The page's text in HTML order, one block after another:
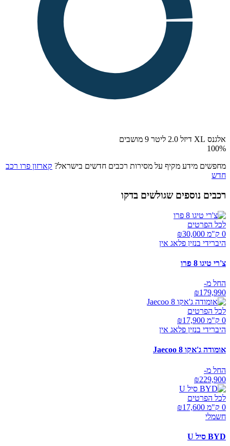
אלגנס XL דיזל 2.0 ליטר 9 מושבים
100%
מחפשים מידע מקיף על מסירות רכבים חדשים בישראל? קארזון פרו רכב
חדש
רכבים נוספים שגולשים בדקו
לכל הפרטים
0 ק"מ ₪
30,000
היברידי בנזין פלאג אין
צ'רי טיגו 8 פרו
החל מ-
₪179,990
לכל הפרטים
0 ק"מ ₪
17,900
היברידי בנזין פלאג אין
אומודה ג'אקו Jaecoo 8
החל מ-
₪229,900
לכל הפרטים
0 ק"מ ₪
17,600
חשמלי
BYD סיל U